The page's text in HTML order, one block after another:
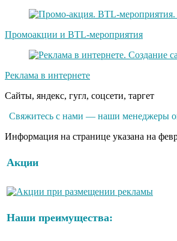
Промоакции и BTL-мероприятия
Реклама в интернете
Сайты, яндекс, гугл, соцсети, таргет
Свяжитесь с нами — наши менеджеры
Информация на странице указана на
Акции
Наши преимущества: